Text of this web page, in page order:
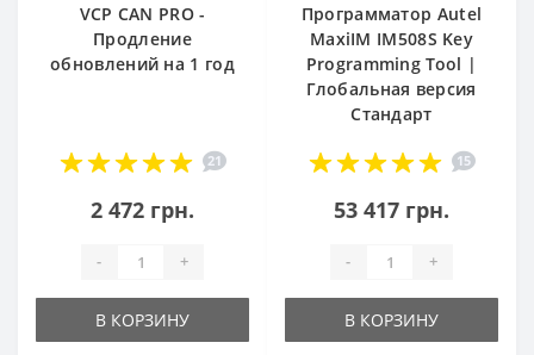
VCP CAN PRO -
Продление
обновлений на 1 год
21
2 472 грн.
- +
В КОРЗИНУ
Программатор Autel
MaxiIM IM508S Key
Programming Tool |
Глобальная версия
Стандарт
15
53 417 грн.
- +
В КОРЗИНУ